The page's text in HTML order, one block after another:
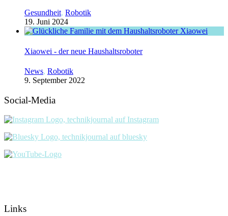
Gesundheit, Robotik
19. Juni 2024
Xiaowei - der neue Haushaltsroboter
News, Robotik
9. September 2022
Social-Media
Links